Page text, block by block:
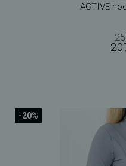
ACTIVE
-20%